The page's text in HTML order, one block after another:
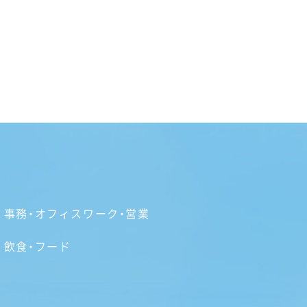
事務・オフィスワーク・営業
飲食・フード